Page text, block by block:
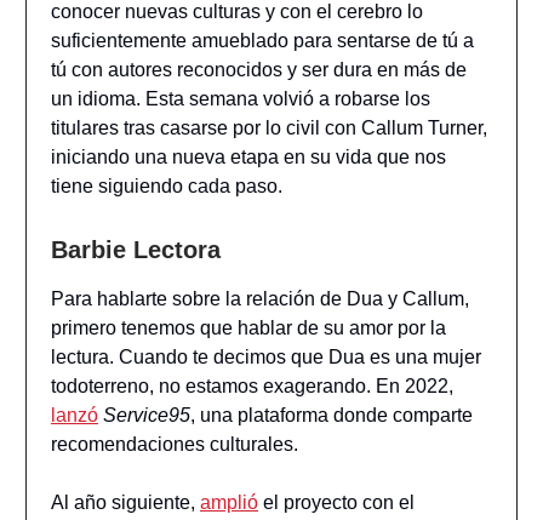
conocer nuevas culturas y con el cerebro lo
suficientemente amueblado para sentarse de tú a
tú con autores reconocidos y ser dura en más de
un idioma. Esta semana volvió a robarse los
titulares tras casarse por lo civil con Callum Turner,
iniciando una nueva etapa en su vida que nos
tiene siguiendo cada paso.
Barbie Lectora
Para hablarte sobre la relación de Dua y Callum,
primero tenemos que hablar de su amor por la
lectura. Cuando te decimos que Dua es una mujer
todoterreno, no estamos exagerando. En 2022,
lanzó Service95, una plataforma donde comparte
recomendaciones culturales.
Al año siguiente, amplió el proyecto con el